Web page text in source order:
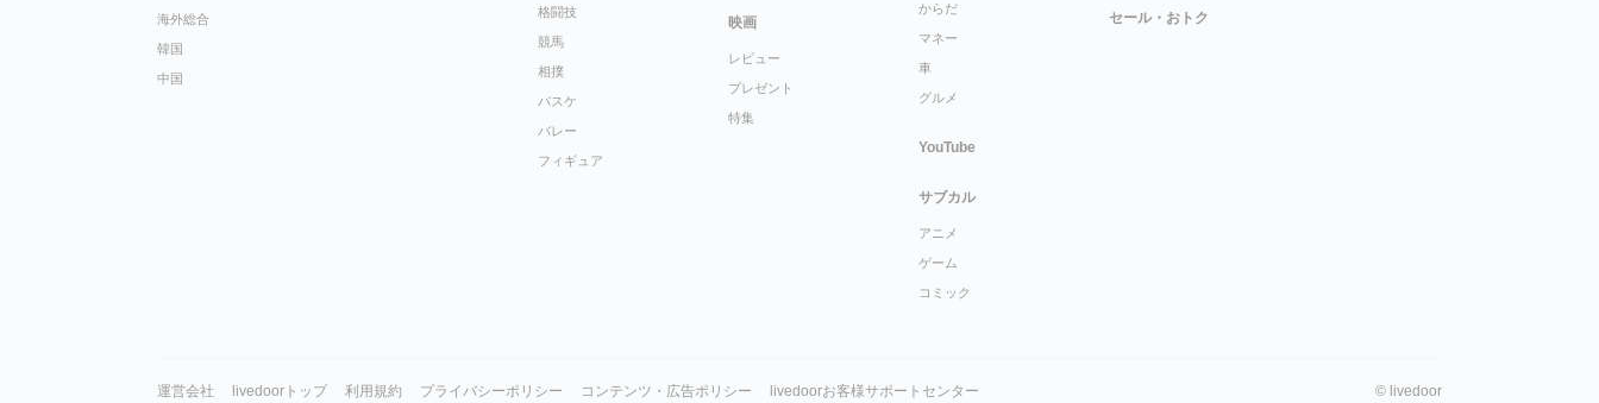
海外総合
韓国
中国
格闘技
競馬
相撲
バスケ
バレー
フィギュア
映画
レビュー
プレゼント
特集
からだ
マネー
車
グルメ
YouTube
サブカル
アニメ
ゲーム
コミック
セール・おトク
運営会社 livedoorトップ 利用規約 プライバシーポリシー コンテンツ・広告ポリシー livedoorお客様サポートセンター © livedoor